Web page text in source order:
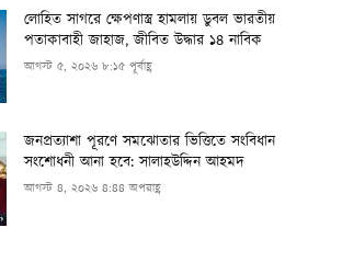
লোহিত সাগরে ক্ষেপণাস্ত্র হামলায় ডুবল ভারতীয়
পতাকাবাহী জাহাজ, জীবিত উদ্ধার ১৪ নাবিক
আগস্ট ৫, ২০২৬ ৮:১৫ পূর্বাহ্ণ
জনপ্রত্যাশা পূরণে সমঝোতার ভিত্তিতে সংবিধান
সংশোধনী আনা হবে: সালাহউদ্দিন আহমদ
আগস্ট ৪, ২০২৬ ৪:৪৪ অপরাহ্ণ